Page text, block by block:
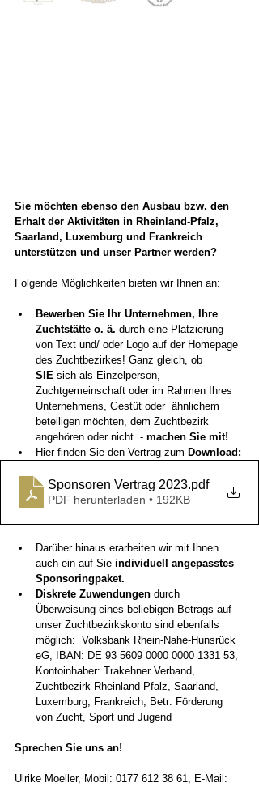
Sie möchten ebenso den Ausbau bzw. den
Erhalt der Aktivitäten in Rheinland-Pfalz,
Saarland, Luxemburg und Frankreich
unterstützen und unser Partner werden?
Folgende Möglichkeiten bieten wir Ihnen an:
Bewerben Sie Ihr Unternehmen, Ihre
Zuchtstätte o. ä. durch eine Platzierung
von Text und/ oder Logo auf der Homepage
des Zuchtbezirkes! Ganz gleich, ob
SIE sich als Einzelperson,
Zuchtgemeinschaft oder im Rahmen Ihres
Unternehmens, Gestüt oder  ähnlichem
beteiligen möchten, dem Zuchtbezirk
angehören oder nicht  - machen Sie mit!
Hier finden Sie den Vertrag zum Download:
Sponsoren Vertrag 2023.pdf
PDF herunterladen • 192KB
Darüber hinaus erarbeiten wir mit Ihnen
auch ein auf Sie individuell
angepasstes
Sponsoringpaket.
Diskrete Zuwendungen durch
Überweisung eines beliebigen Betrags auf
unser Zuchtbezirkskonto sind ebenfalls
möglich:  Volksbank Rhein-Nahe-Hunsrück
eG, IBAN: DE 93 5609 0000 0000 1331 53,
Kontoinhaber: Trakehner Verband,
Zuchtbezirk Rheinland-Pfalz, Saarland,
Luxemburg, Frankreich, Betr: Förderung
von Zucht, Sport und Jugend
Sprechen Sie uns an!
Ulrike Moeller, Mobil: 0177 612 38 61, E-Mail: